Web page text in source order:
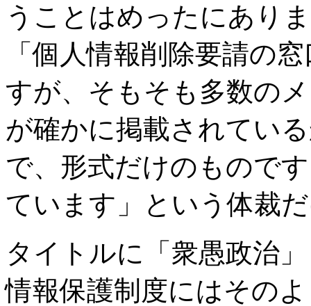
うことはめったにあり
「個人情報削除要請の
すが、そもそも多数の
が確かに掲載されてい
で、形式だけのもので
ています」という体裁
タイトルに「衆愚政治
情報保護制度にはその